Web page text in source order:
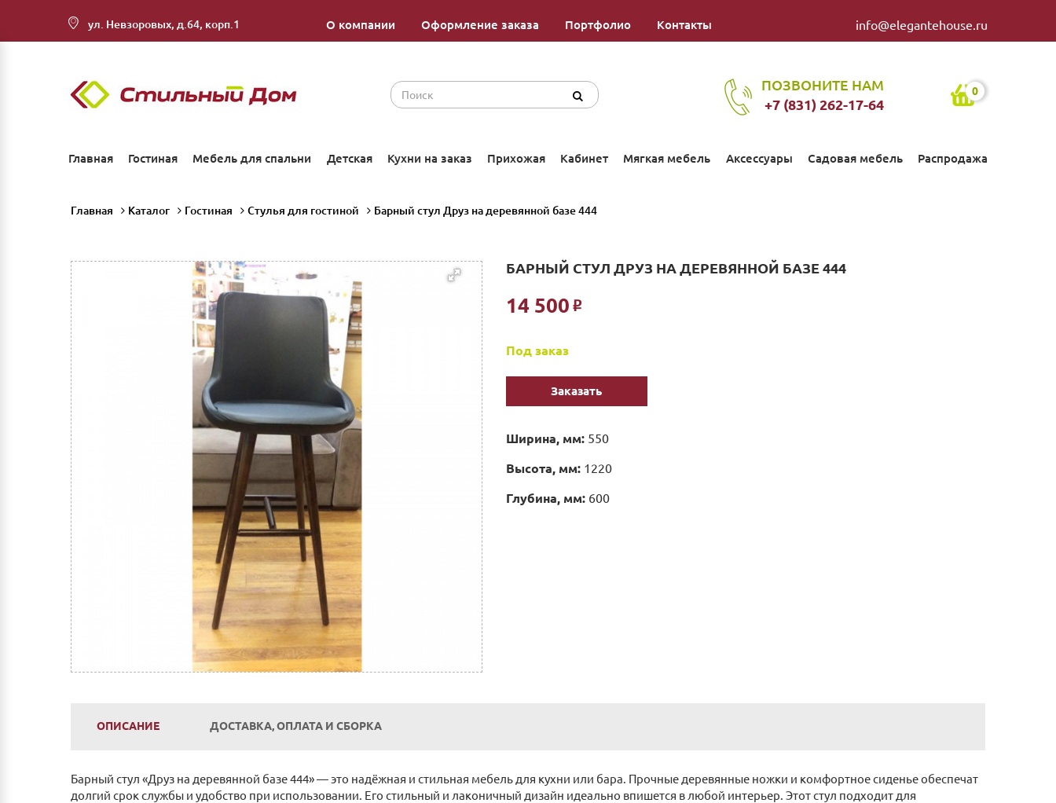
ул. Невзоровых, д.64, корп.1 О компании Оформление заказа Портфолио Контакты info@elegantehouse.ru
ПОЗВОНИТЕ НАМ
+7 (831) 262-17-64
0
Главная Гостиная Мебель для спальни Детская Кухни на заказ Прихожая Кабинет Мягкая мебель Аксессуары Садовая мебель Распродажа
Главная Каталог Гостиная Стулья для гостиной Барный стул Друз на деревянной базе 444
БАРНЫЙ СТУЛ ДРУЗ НА ДЕРЕВЯННОЙ БАЗЕ 444
14 500 Р
Под заказ
Заказать
Ширина, мм:550
Высота, мм:1220
Глубина, мм:600
ОПИСАНИЕ
Барный стул «Друз на деревянной базе 444» — это надёжная и стильная мебель для кухни или бара. Прочные деревянные ножки и комфортное сиденье обеспечат
долгий срок службы и удобство при использовании. Его стильный и лаконичный дизайн идеально впишется в любой интерьер. Этот стул подходит для
ДОСТАВКА, ОПЛАТА И СБОРКА